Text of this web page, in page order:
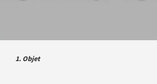
1. Objet